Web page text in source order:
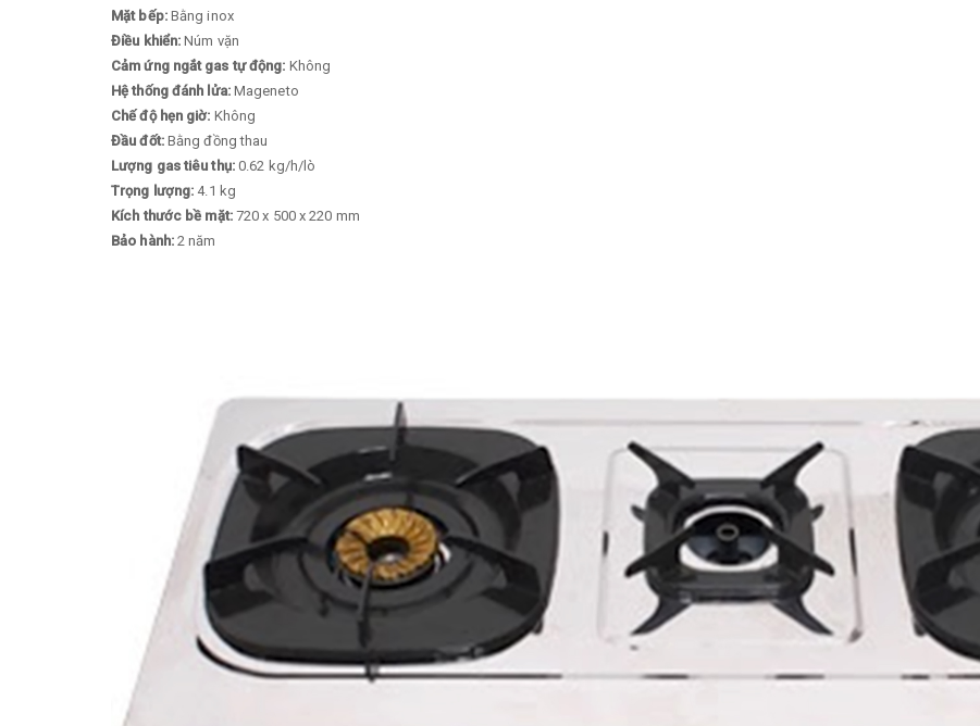
Mặt bếp:Bằng inox
Điều khiển:Núm vặn
Cảm ứng ngắt gas tự động: Không
Hệ thống đánh lửa: Mageneto
Chế độ hẹn giờ: Không
Đầu đốt: Bằng đồng thau
Lượng gas tiêu thụ: 0.62 kg/h/lò
Trọng lượng: 4.1 kg
Kích thước bề mặt: 720 x 500 x 220 mm
Bảo hành: 2 năm